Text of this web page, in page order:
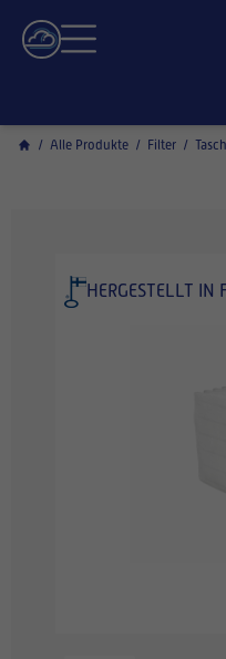
/ Alle Produkte / Filter /
HERGESTELLT IN